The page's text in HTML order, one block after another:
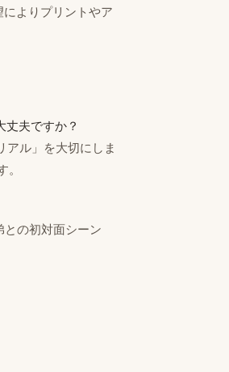
よりプリントやア
夫ですか？
アル」を大切にしま
の初対面シーン